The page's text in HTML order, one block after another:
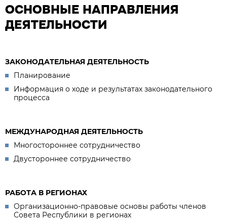
ОСНОВНЫЕ НАПРАВЛЕНИЯ
ДЕЯТЕЛЬНОСТИ
ЗАКОНОДАТЕЛЬНАЯ ДЕЯТЕЛЬНОСТЬ
Планирование
Информация о ходе и результатах законодательного
процесса
МЕЖДУНАРОДНАЯ ДЕЯТЕЛЬНОСТЬ
Многостороннее сотрудничество
Двустороннее сотрудничество
РАБОТА В РЕГИОНАХ
Организационно-правовые основы работы членов
Совета Республики в регионах